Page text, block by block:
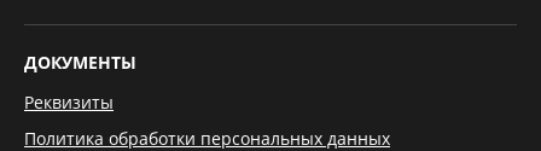
ДОКУМЕНТЫ
Реквизиты
Политика обработки персональных данных